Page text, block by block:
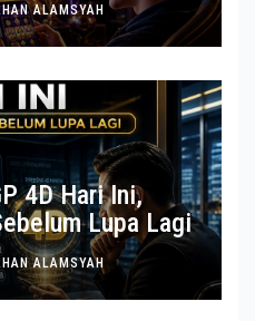
ALAMSYAH
4D Hari Ini,
Lupa Lagi
ALAMSYAH